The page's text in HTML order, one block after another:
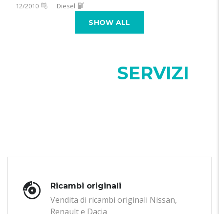
12/2010
Diesel
SHOW ALL
SERVIZI
Ricambi originali
Vendita di ricambi originali Nissan,
Renault e Dacia